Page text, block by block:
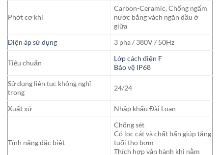
Phớt cơ khí
Carbon-Ceramic, Chống ngấm
nước bằng vách ngăn dầu ở
giữa
Điện áp sử dụng
3 pha / 380V / 50Hz
Tiêu chuẩn
Lớp cách điện F
Bảo vệ IP68
Sử dụng liên tục không nghỉ
trong
24/24
Xuất xứ Nhập khẩu Đài Loan
Tính năng đặc biệt
Chống sét
Có lọc cát và chất bẩn giúp tăng
tuổi thọ bơm
Thích hợp vân hành khi nằm